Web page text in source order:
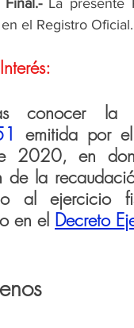
el Registro Oficial.
conocer la
emitida por
2020, en
de la
al ejercicio
en el Decreto